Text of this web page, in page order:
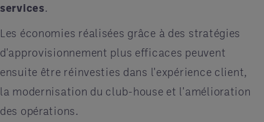
services.
Les économies réalisées grâce à des stratégies
d'approvisionnement plus efficaces peuvent
ensuite être réinvesties dans l'expérience client,
la modernisation du club-house et l'amélioration
des opérations.